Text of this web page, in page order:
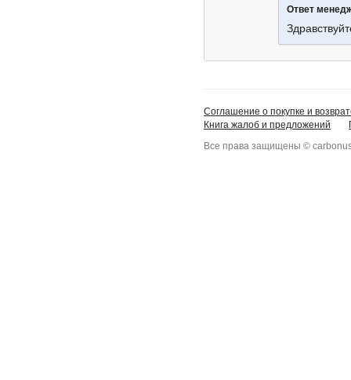
Ответ
Соглашение о покупке и
Книга жалоб и предложений
Все права защищены ©